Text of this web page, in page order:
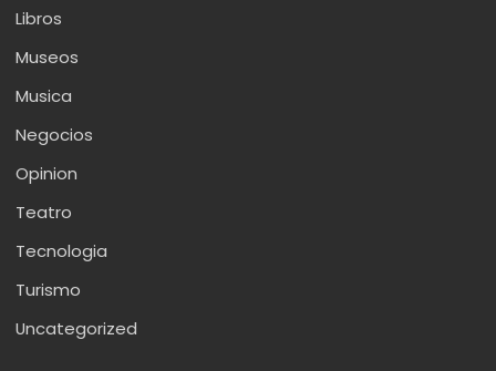
Libros
Museos
Musica
Negocios
Opinion
Teatro
Tecnologia
Turismo
Uncategorized